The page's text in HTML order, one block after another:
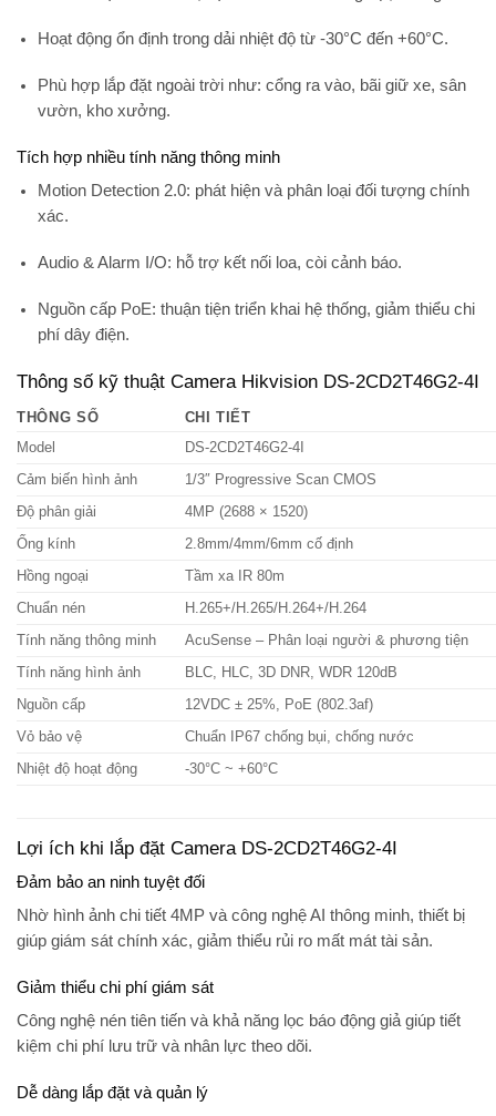
Hoạt động ổn định trong dải nhiệt độ từ -30°C đến +60°C.
Phù hợp lắp đặt ngoài trời như: cổng ra vào, bãi giữ xe, sân
vườn, kho xưởng.
Tích hợp nhiều tính năng thông minh
Motion Detection 2.0: phát hiện và phân loại đối tượng chính
xác.
Audio & Alarm I/O: hỗ trợ kết nối loa, còi cảnh báo.
Nguồn cấp PoE: thuận tiện triển khai hệ thống, giảm thiểu chi
phí dây điện.
Thông số kỹ thuật Camera Hikvision DS-2CD2T46G2-4I
THÔNG SỐ
CHI TIẾT
Model
DS-2CD2T46G2-4I
Cảm biến hình ảnh
1/3″ Progressive Scan CMOS
Độ phân giải
4MP (2688 × 1520)
Ống kính
2.8mm/4mm/6mm cố định
Hồng ngoại
Tầm xa IR 80m
Chuẩn nén
H.265+/H.265/H.264+/H.264
Tính năng thông minh
AcuSense – Phân loại người & phương tiện
Tính năng hình ảnh
BLC, HLC, 3D DNR, WDR 120dB
Nguồn cấp
12VDC ± 25%, PoE (802.3af)
Vỏ bảo vệ
Chuẩn IP67 chống bụi, chống nước
Nhiệt độ hoạt động
-30°C ~ +60°C
Lợi ích khi lắp đặt Camera DS-2CD2T46G2-4I
Đảm bảo an ninh tuyệt đối
Nhờ hình ảnh chi tiết 4MP và công nghệ AI thông minh, thiết bị
giúp giám sát chính xác, giảm thiểu rủi ro mất mát tài sản.
Giảm thiểu chi phí giám sát
Công nghệ nén tiên tiến và khả năng lọc báo động giả giúp tiết
kiệm chi phí lưu trữ và nhân lực theo dõi.
Dễ dàng lắp đặt và quản lý